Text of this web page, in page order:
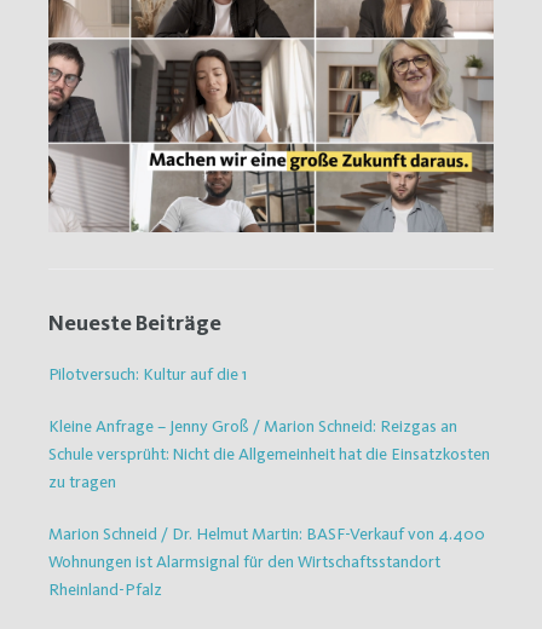
Neueste Beiträge
Pilotversuch: Kultur auf die 1
Kleine Anfrage – Jenny Groß / Marion Schneid: Reizgas an
Schule versprüht: Nicht die Allgemeinheit hat die Einsatzkosten
zu tragen
Marion Schneid / Dr. Helmut Martin: BASF-Verkauf von 4.400
Wohnungen ist Alarmsignal für den Wirtschaftsstandort
Rheinland-Pfalz